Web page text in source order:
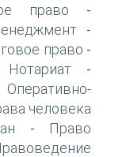
право -
-
право -
Нотариат -
Оперативно-
человека
-
Право